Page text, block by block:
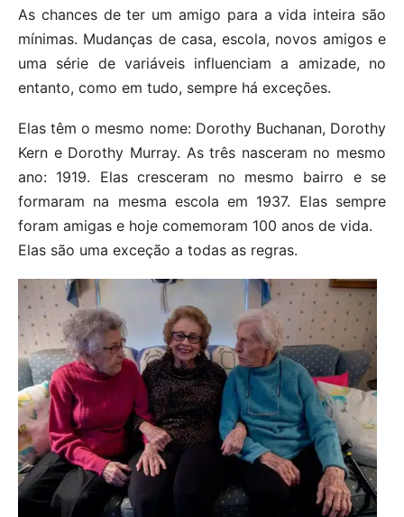
As chances de ter um amigo para a vida inteira são
mínimas. Mudanças de casa, escola, novos amigos e
uma série de variáveis ​​influenciam a amizade, no
entanto, como em tudo, sempre há exceções.
Elas têm o mesmo nome: Dorothy Buchanan, Dorothy
Kern e Dorothy Murray. As três nasceram no mesmo
ano: 1919. Elas cresceram no mesmo bairro e se
formaram na mesma escola em 1937. Elas sempre
foram amigas e hoje comemoram 100 anos de vida.
Elas são uma exceção a todas as regras.